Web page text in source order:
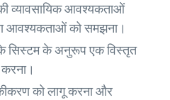
व्यावसायिक आवश्यकताओं
आवश्यकताओं को समझना।
सिस्टम के अनुरूप एक विस्तृत
को लागू करना और